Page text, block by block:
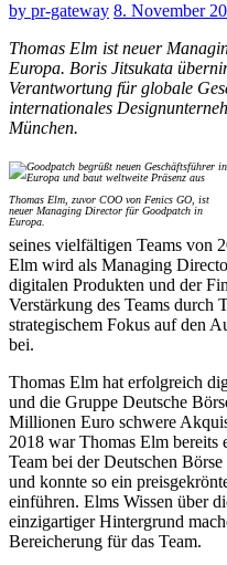
by pr-gateway 8. November
Thomas Elm ist neuer
Europa. Boris Jitsukata
Verantwortung für globale
internationales
München.
Thomas Elm, zuvor COO von Fenics GO, ist
neuer Managing Director für Goodpatch in
Europa.
seines vielfältigen Teams von
Elm wird als Managing
digitalen Produkten und der
Verstärkung des Teams durch
strategischem Fokus auf den
bei.
Thomas Elm hat erfolgreich
und die Gruppe Deutsche
Millionen Euro schwere
2018 war Thomas Elm
Team bei der Deutschen
und konnte so ein
einführen. Elms Wissen über
einzigartiger Hintergrund
Bereicherung für das Team.